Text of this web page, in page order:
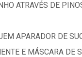
ATRAVÉS DE
APARADOR DE
E MÁSCARA DE